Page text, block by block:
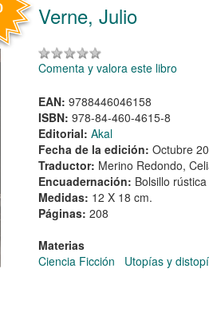
Verne, Julio
Comenta y valora este libro
EAN: 9788446046158
ISBN: 978-84-460-4615-8
Editorial: Akal
Fecha de la edición: Octubre
Traductor: Merino Redondo,
Encuadernación: Bolsillo rústica
Medidas: 12 X 18 cm.
Páginas: 208
Materias
Ciencia Ficción
Utopías y